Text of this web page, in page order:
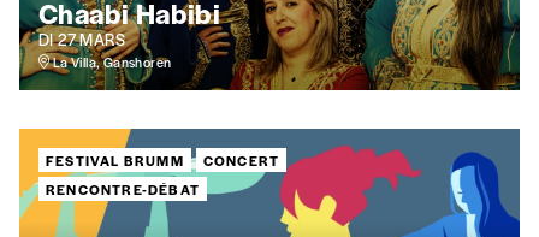
Chaabi Habibi
DI 27 MARS
La Villa, Ganshoren
FESTIVAL BRUMM
CONCERT
RENCONTRE-DÉBAT